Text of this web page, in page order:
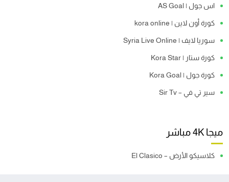
اس جول | AS Goal
كورة أون لاين | kora online
سوريا لايف | Syria Live Online
كورة ستار | Kora Star
كورة جول | Kora Goal
سير تي في – Sir Tv
ميجا 4K مباشر
كلاسيكو الأرض – El Clasico